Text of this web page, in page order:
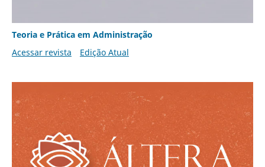
Teoria e Prática em Administração
Acessar revista
Edição Atual